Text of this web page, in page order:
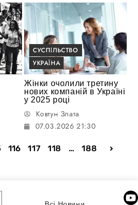
СУСПІЛЬСТВО
УКРАЇНА
Жінки очолили третину
нових компаній в Україні
у 2025 році
Ковтун Злата
07.03.2026 21:30
116 117 118 … 188